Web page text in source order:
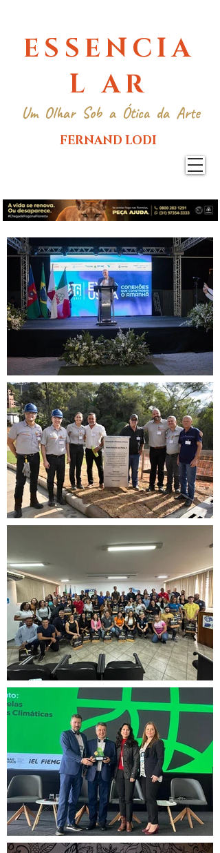
ESSENCIA
L AR
Um Olhar Sob a Ótica da Arte
FERNAND LODI